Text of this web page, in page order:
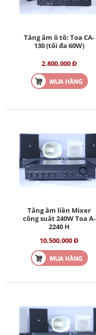
Tăng âm ô tô: Toa CA-
130 (tối đa 60W)
2.800.000 Đ
Tăng âm liền Mixer
công suất 240W Toa A-
2240 H
10.500.000 Đ